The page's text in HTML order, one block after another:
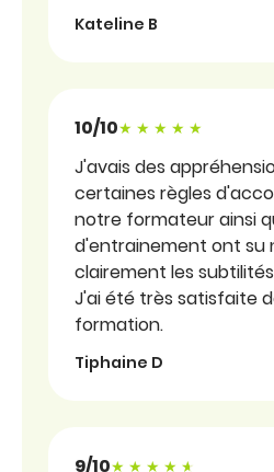
Kateline B
10/10 Note
J'avais des
certaines règles
notre formateur ainsi
d'entrainement ont su
clairement les
J'ai été très satisfaite
formation.
Tiphaine D
9/10 Note